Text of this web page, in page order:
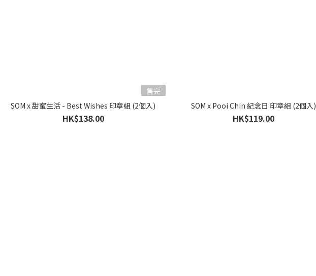
售完
SOM x 甜蜜生活 - Best Wishes 印章組 (2個入)
HK$138.00
SOM x Pooi Chin 紀念日 印章組 (2個入)
HK$119.00